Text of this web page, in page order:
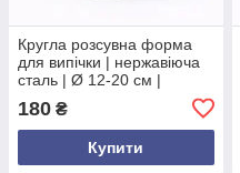
Кругла розсувна форма
для випічки | нержавіюча
сталь | Ø 12-20 см |
розсувна | міцна і
універсальна
180 ₴
Купити